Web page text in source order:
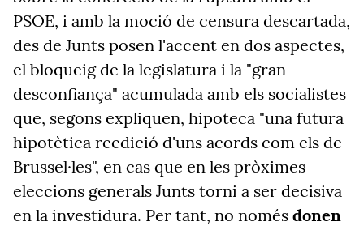
PSOE, i amb la moció de censura descartada,
des de Junts posen l'accent en dos aspectes,
el bloqueig de la legislatura i la "gran
desconfiança" acumulada amb els socialistes
que, segons expliquen, hipoteca "una futura
hipotètica reedició d'uns acords com els de
Brussel·les", en cas que en les pròximes
eleccions generals Junts torni a ser decisiva
en la investidura. Per tant, no només donen